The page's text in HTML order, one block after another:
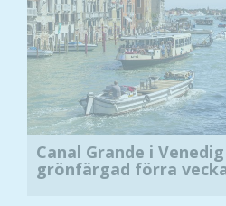
Canal Grande i
grönfärgad förra